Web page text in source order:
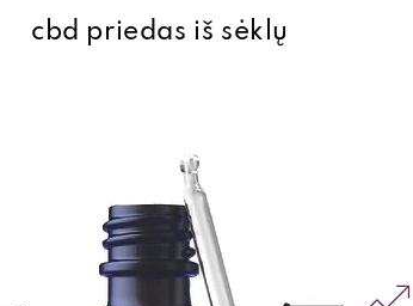
cbd priedas iš sėklų